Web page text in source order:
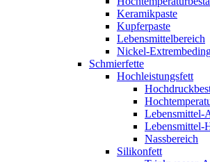
Keramikpaste
Kupferpaste
Lebensmittelbereich
Nickel-
Schmierfette
Hochleistungsfett
Lebensmittel-
Lebensmittel-
Nassbereich
Silikonfett